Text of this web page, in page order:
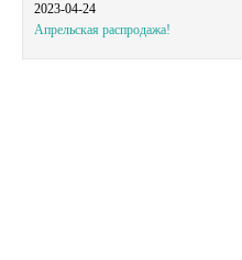
2023-04-24
Апрельская распродажа!